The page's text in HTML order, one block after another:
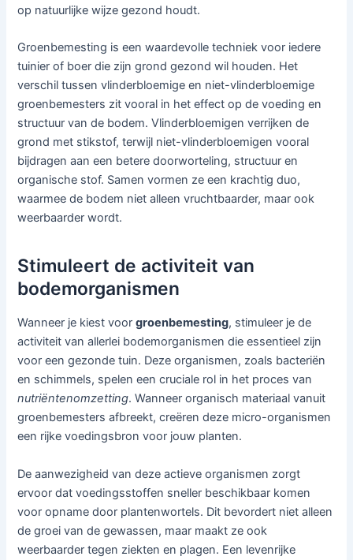
op natuurlijke wijze gezond houdt.
Groenbemesting is een waardevolle techniek voor iedere
tuinier of boer die zijn grond gezond wil houden. Het
verschil tussen vlinderbloemige en niet-vlinderbloemige
groenbemesters zit vooral in het effect op de voeding en
structuur van de bodem. Vlinderbloemigen verrijken de
grond met stikstof, terwijl niet-vlinderbloemigen vooral
bijdragen aan een betere doorworteling, structuur en
organische stof. Samen vormen ze een krachtig duo,
waarmee de bodem niet alleen vruchtbaarder, maar ook
weerbaarder wordt.
Stimuleert de activiteit van
bodemorganismen
Wanneer je kiest voorgroenbemesting, stimuleer je de
activiteit van allerlei bodemorganismen die essentieel zijn
voor een gezonde tuin. Deze organismen, zoals bacteriën
en schimmels, spelen een cruciale rol in het proces van
nutriëntenomzetting. Wanneer organisch materiaal vanuit
groenbemesters afbreekt, creëren deze micro-organismen
een rijke voedingsbron voor jouw planten.
De aanwezigheid van deze actieve organismen zorgt
ervoor dat voedingsstoffen sneller beschikbaar komen
voor opname door plantenwortels. Dit bevordert niet alleen
de groei van de gewassen, maar maakt ze ook
weerbaarder tegen ziekten en plagen. Een levenrijke